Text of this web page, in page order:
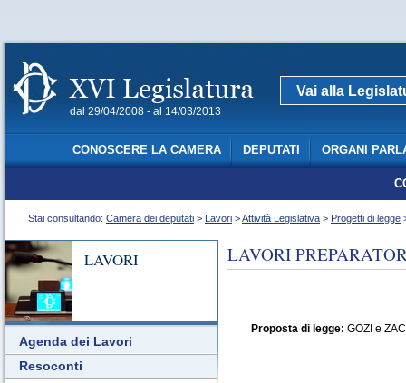
dal 29/04/2008 - al 14/03/2013
Vai alla
CONOSCERE LA CAMERA DEPUTATI ORGANI
Stai consultando: Camera dei deputati > Lavori >Attività Legislativa > Progetti di legge
LAVORI
Agenda dei Lavori
Resoconti
LAVORI
Proposta di legge: GOZI e